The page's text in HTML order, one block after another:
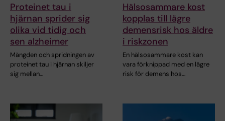
Proteinet tau i
hjärnan sprider sig
olika vid tidig och
sen alzheimer
Mängden och spridningen av
proteinet tau i hjärnan skiljer
sig mellan…
Hälsosammare kost
kopplas till lägre
demensrisk hos äldre
i riskzonen
En hälsosammare kost kan
vara förknippad med en lägre
risk för demens hos…